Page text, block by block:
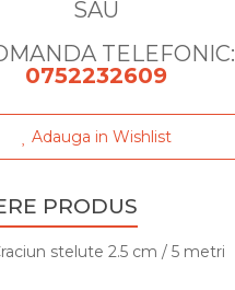
SAU
TELEFONIC:
0752232609
Adauga in Wishlist
PRODUS
stelute 2.5 cm / 5 metri